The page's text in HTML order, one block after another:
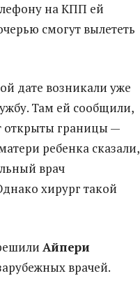
на КПП ей
смогут вылететь
дате возникали уже
Там ей сообщили,
открыты границы —
ребенка сказали,
врач
хирург такой
Айпери
врачей.